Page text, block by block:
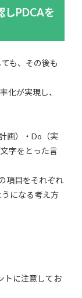
しPDCAを
も、その後も
化が実現し、
画）・Do（実
字をとった言
項目をそれぞれ
になる考え方
トに注意してお